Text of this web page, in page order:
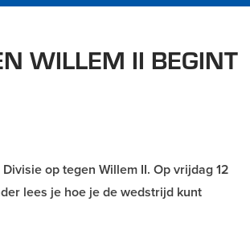
WILLEM II BEGINT
op tegen Willem II. Op vrijdag 12
lees je hoe je de wedstrijd kunt